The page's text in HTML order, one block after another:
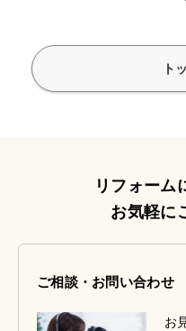
ト
リフォーム
お気軽に
ご相談・お問い合わせ
お